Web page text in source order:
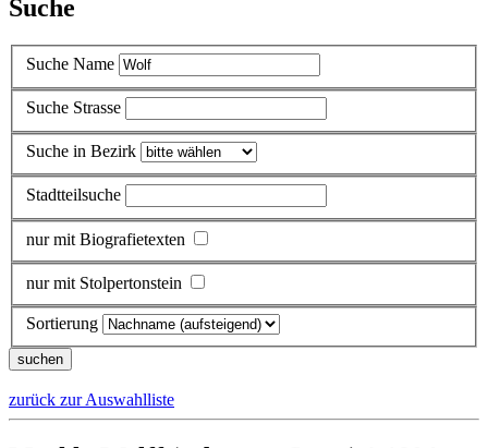
Suche
Suche Name
Suche Strasse
Suche in Bezirk
Stadtteilsuche
nur mit Biografietexten
nur mit Stolpertonstein
Sortierung
zurück zur Auswahlliste